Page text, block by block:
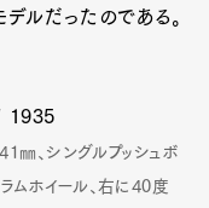
ルだったのである。
1935
㎜、シングルプッシュボ
ムホイール、右に40度